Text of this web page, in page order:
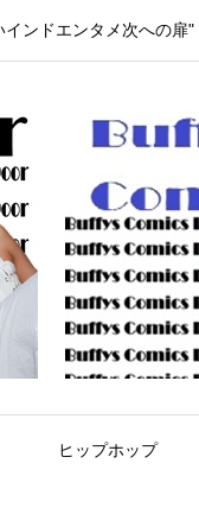
ンドエンタメ次への扉"
ヒップホップ